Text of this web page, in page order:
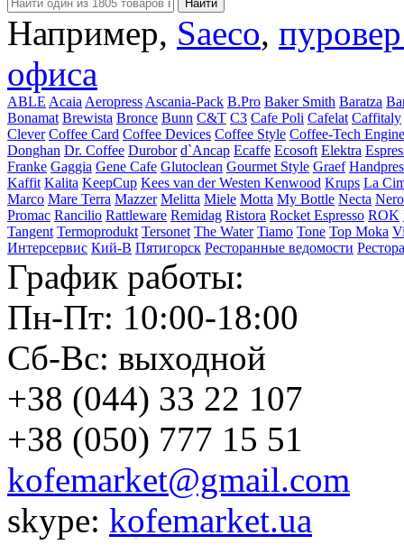
Например, Saeco,
офиса
ABLE Acaia Aeropress Ascania-Pack B.Pro Baker Smith Baratza
Bonamat Brewista Bronce Bunn C&T C3 Cafe Poli Cafelat Caffitaly
Clever Coffee Card Coffee Devices Coffee Style Coffee-Tech
Donghan Dr. Coffee Durobor d`Ancap Ecaffe Ecosoft Elektra
Franke Gaggia Gene Cafe Glutoclean Gourmet Style Graef
Kaffit Kalita KeepCup Kees van der Westen Kenwood Krups La
Marco Mare Terra Mazzer Melitta Miele Motta My Bottle Necta
Promac Rancilio Rattleware Remidag Ristora Rocket Espresso ROK
Tangent Termoprodukt Tersonet The Water Tiamo Tone Top Moka
Интерсервис Кий-В Пятигорск Ресторанные ведомости
График работы:
Пн-Пт: 10:00-18:00
Сб-Вс: выходной
+38 (044) 33 22 107
+38 (050) 777 15 51
kofemarket@gmail.com
skype: kofemarket.ua